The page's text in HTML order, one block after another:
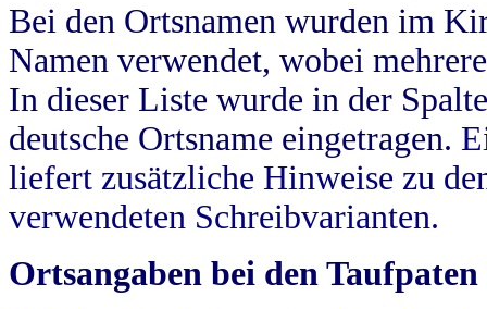
Bei den Ortsnamen wurden im
Namen verwendet, wobei
In dieser Liste wurde in der
deutsche Ortsname eingetragen.
liefert zusätzliche Hinweise zu
verwendeten Schreibvarianten.
Ortsangaben bei den Taufpaten